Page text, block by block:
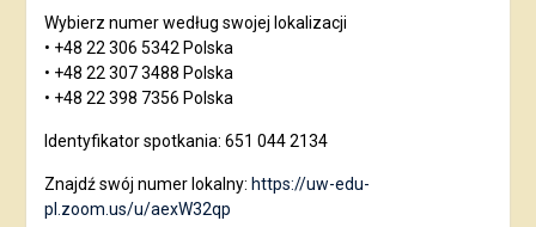
Wybierz numer według swojej lokalizacji
• +48 22 306 5342 Polska
• +48 22 307 3488 Polska
• +48 22 398 7356 Polska
Identyfikator spotkania: 651 044 2134
Znajdź swój numer lokalny: https://uw-edu-
pl.zoom.us/u/aexW32qp